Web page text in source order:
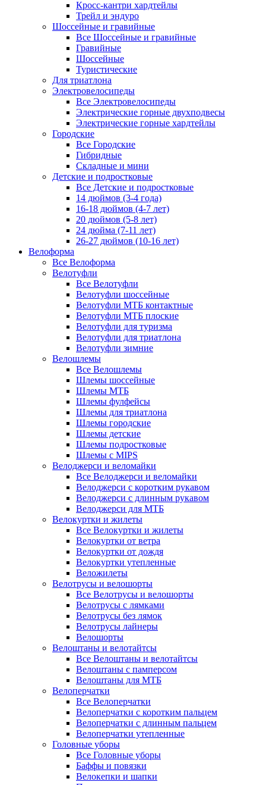
Кросс-кантри хардтейлы
Трейл и эндуро
Шоссейные и гравийные
Все Шоссейные и гравийные
Гравийные
Шоссейные
Туристические
Для триатлона
Электровелосипеды
Все Электровелосипеды
Электрические горные двухподвесы
Электрические горные хардтейлы
Городские
Все Городские
Гибридные
Складные и мини
Детские и подростковые
Все Детские и подростковые
14 дюймов (3-4 года)
16-18 дюймов (4-7 лет)
20 дюймов (5-8 лет)
24 дюйма (7-11 лет)
26-27 дюймов (10-16 лет)
Велоформа
Все Велоформа
Велотуфли
Все Велотуфли
Велотуфли шоссейные
Велотуфли МТБ контактные
Велотуфли МТБ плоские
Велотуфли для туризма
Велотуфли для триатлона
Велотуфли зимние
Велошлемы
Все Велошлемы
Шлемы шоссейные
Шлемы МТБ
Шлемы фулфейсы
Шлемы для триатлона
Шлемы городские
Шлемы детские
Шлемы подростковые
Шлемы с MIPS
Велоджерси и веломайки
Все Велоджерси и веломайки
Велоджерси с коротким рукавом
Велоджерси с длинным рукавом
Велоджерси для МТБ
Велокуртки и жилеты
Все Велокуртки и жилеты
Велокуртки от ветра
Велокуртки от дождя
Велокуртки утепленные
Веложилеты
Велотрусы и велошорты
Все Велотрусы и велошорты
Велотрусы с лямками
Велотрусы без лямок
Велотрусы лайнеры
Велошорты
Велоштаны и велотайтсы
Все Велоштаны и велотайтсы
Велоштаны с памперсом
Велоштаны для МТБ
Велоперчатки
Все Велоперчатки
Велоперчатки с коротким пальцем
Велоперчатки с длинным пальцем
Велоперчатки утепленные
Головные уборы
Все Головные уборы
Баффы и повязки
Велокепки и шапки